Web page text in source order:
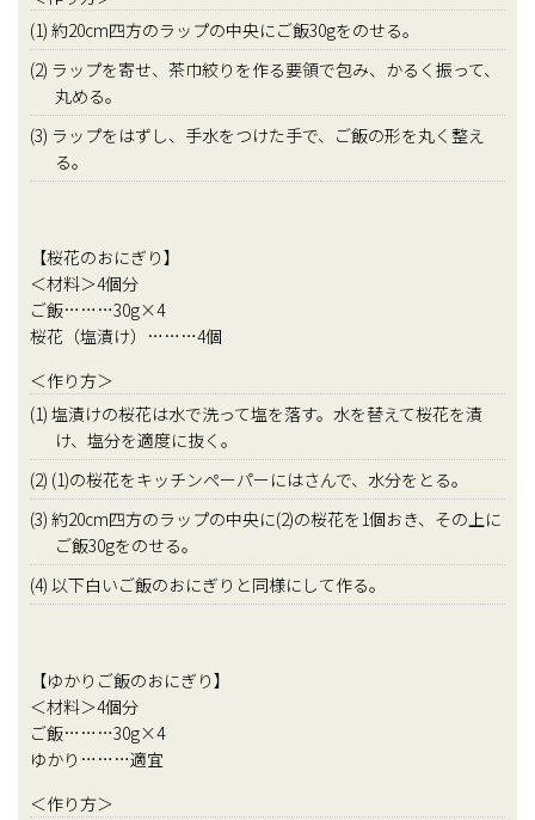
(1) 約20cm四方のラップの中央にご飯30gをのせる。
(2) ラップを寄せ、茶巾絞りを作る要領で包み、かるく振って、
丸める。
(3) ラップをはずし、手水をつけた手で、ご飯の形を丸く整え
る。
【桜花のおにぎり】
＜材料＞4個分
ご飯………30g×4
桜花（塩漬け）………4個
＜作り方＞
(1) 塩漬けの桜花は水で洗って塩を落す。水を替えて桜花を漬
け、塩分を適度に抜く。
(2) (1)の桜花をキッチンペーパーにはさんで、水分をとる。
(3) 約20cm四方のラップの中央に(2)の桜花を1個おき、その上に
ご飯30gをのせる。
(4) 以下白いご飯のおにぎりと同様にして作る。
【ゆかりご飯のおにぎり】
＜材料＞4個分
ご飯………30g×4
ゆかり………適宜
＜作り方＞